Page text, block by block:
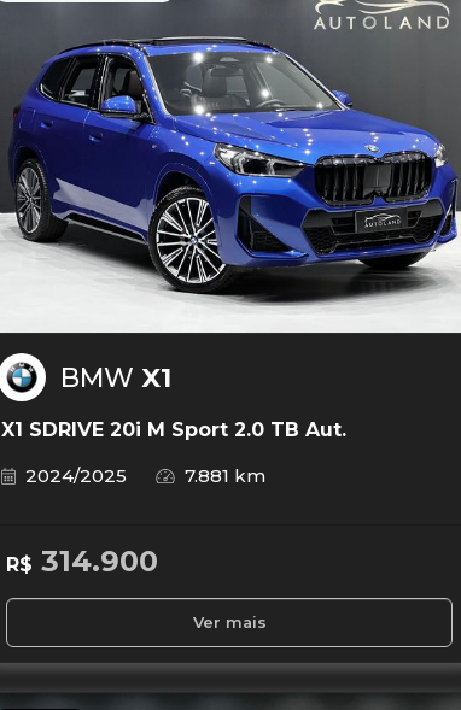
BMW X1
X1 SDRIVE 20i M Sport 2.0 TB Aut.
2024/2025
7.881 km
R$ 314.900
Ver mais